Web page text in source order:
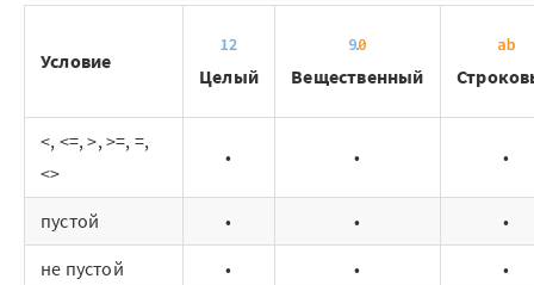
Документация
Демопримеры
Шифратор пакетов
Архитектура Loginom
Условие
Целый Вещественный
<, <=, >, >=, =,
<>
• • •
пустой • •
•
не пустой
• •
•